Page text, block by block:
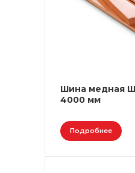
Шина медная
4000 мм
Подробнее